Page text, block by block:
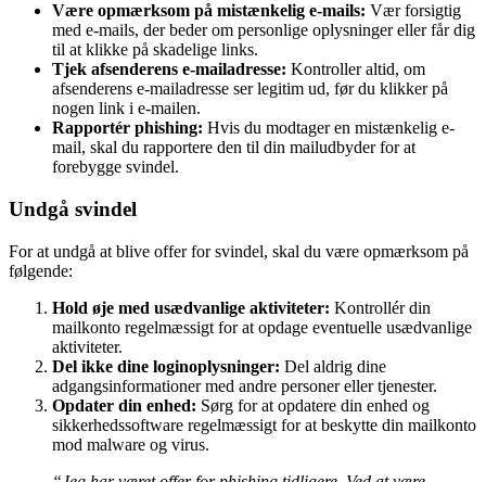
Være opmærksom på mistænkelig e-mails: Vær forsigtig
med e-mails, der beder om personlige oplysninger eller får dig
til at klikke på skadelige links.
Tjek afsenderens e-mailadresse: Kontroller altid, om
afsenderens e-mailadresse ser legitim ud, før du klikker på
nogen link i e-mailen.
Rapportér phishing: Hvis du modtager en mistænkelig e-
mail, skal du rapportere den til din mailudbyder for at
forebygge svindel.
Undgå svindel
For at undgå at blive offer for svindel, skal du være opmærksom på
følgende:
Hold øje med usædvanlige aktiviteter: Kontrollér din
mailkonto regelmæssigt for at opdage eventuelle usædvanlige
aktiviteter.
Del ikke dine loginoplysninger: Del aldrig dine
adgangsinformationer med andre personer eller tjenester.
Opdater din enhed: Sørg for at opdatere din enhed og
sikkerhedssoftware regelmæssigt for at beskytte din mailkonto
mod malware og virus.